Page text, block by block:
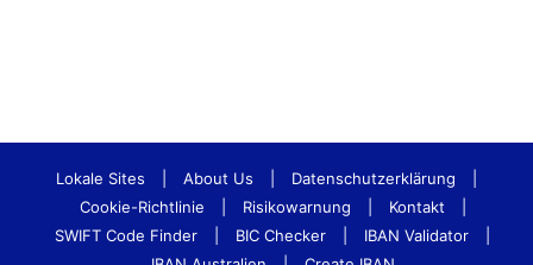
Lokale Sites About Us Datenschutzerklärung
Cookie-Richtlinie
Risikowarnung Kontakt
SWIFT Code Finder
BIC Checker IBAN Validator